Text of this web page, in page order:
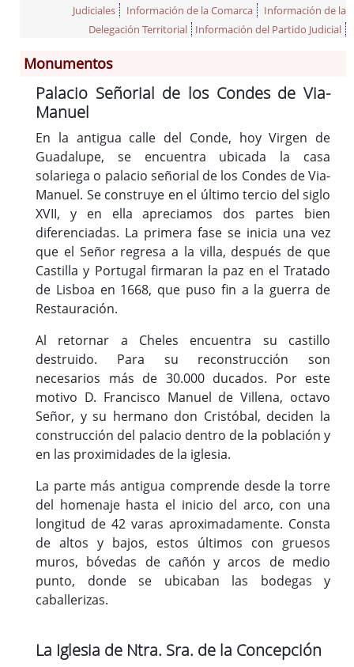
Información General
Historia
Monumentos
Gastronomía
Fiestas
Turismo
Población
Archivo Municipal
Corporación
Correo-e gratis
Códigos para FACe
Judiciales
Información de la Comarca
Información de la
Delegación Territorial
Información del Partido Judicial
Monumentos
Palacio Señorial de los Condes de Via-
Manuel
En la antigua calle del Conde, hoy Virgen de
Guadalupe, se encuentra ubicada la casa
solariega o palacio señorial de los Condes de Via-
Manuel. Se construye en el último tercio del siglo
XVII, y en ella apreciamos dos partes bien
diferenciadas. La primera fase se inicia una vez
que el Señor regresa a la villa, después de que
Castilla y Portugal firmaran la paz en el Tratado
de Lisboa en 1668, que puso fin a la guerra de
Restauración.
Al retornar a Cheles encuentra su castillo
destruido. Para su reconstrucción son
necesarios más de 30.000 ducados. Por este
motivo D. Francisco Manuel de Villena, octavo
Señor, y su hermano don Cristóbal, deciden la
construcción del palacio dentro de la población y
en las proximidades de la iglesia.
La parte más antigua comprende desde la torre
del homenaje hasta el inicio del arco, con una
longitud de 42 varas aproximadamente. Consta
de altos y bajos, estos últimos con gruesos
muros, bóvedas de cañón y arcos de medio
punto, donde se ubicaban las bodegas y
caballerizas.
La Iglesia de Ntra. Sra. de la Concepción